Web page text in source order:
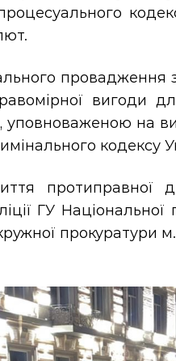
провадження
вигоди
уповноваженою на
кодексу
протиправної
ГУ
прокуратури